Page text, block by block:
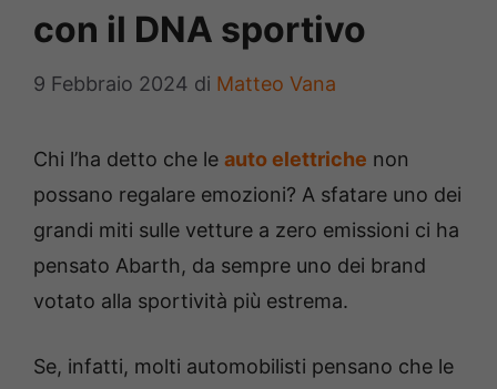
con il DNA sportivo
9 Febbraio 2024 di Matteo Vana
Chi l’ha detto che le auto elettriche non
possano regalare emozioni? A sfatare uno dei
grandi miti sulle vetture a zero emissioni ci ha
pensato Abarth, da sempre uno dei brand
votato alla sportività più estrema.
Se, infatti, molti automobilisti pensano che le